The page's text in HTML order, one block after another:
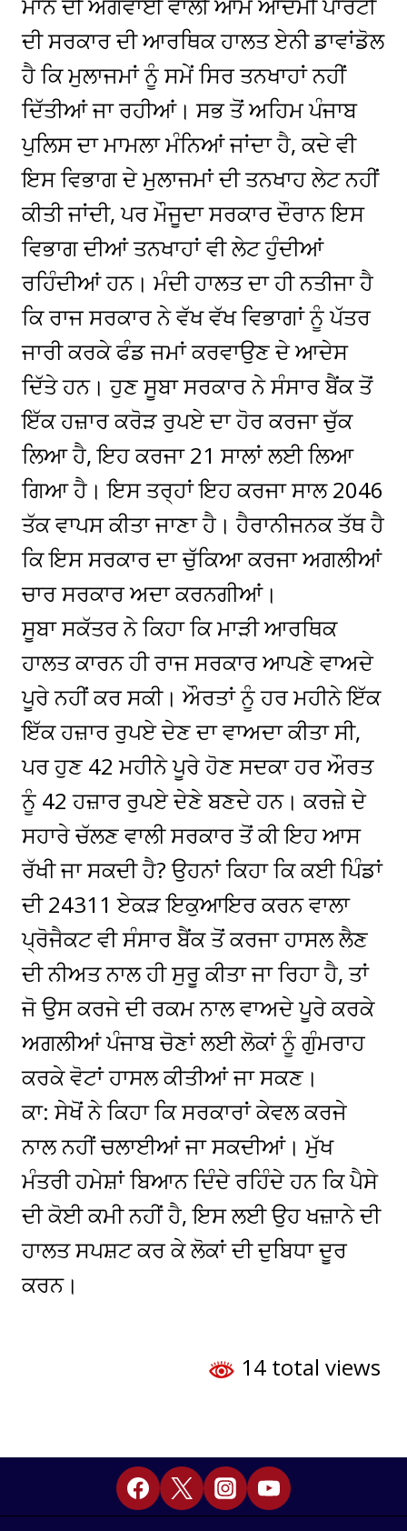
ਦੀ ਸਰਕਾਰ ਦੀ ਆਰਥਿਕ ਹਾਲਤ ਏਨੀ ਡਾਵਾਂਡੋਲ
ਹੈ ਕਿ ਮੁਲਾਜਮਾਂ ਨੂੰ ਸਮੇਂ ਸਿਰ ਤਨਖਾਹਾਂ ਨਹੀਂ
ਦਿੱਤੀਆਂ ਜਾ ਰਹੀਆਂ। ਸਭ ਤੋਂ ਅਹਿਮ ਪੰਜਾਬ
ਪੁਲਿਸ ਦਾ ਮਾਮਲਾ ਮੰਨਿਆਂ ਜਾਂਦਾ ਹੈ, ਕਦੇ ਵੀ
ਇਸ ਵਿਭਾਗ ਦੇ ਮੁਲਾਜਮਾਂ ਦੀ ਤਨਖਾਹ ਲੇਟ ਨਹੀਂ
ਕੀਤੀ ਜਾਂਦੀ, ਪਰ ਮੌਜੂਦਾ ਸਰਕਾਰ ਦੌਰਾਨ ਇਸ
ਵਿਭਾਗ ਦੀਆਂ ਤਨਖਾਹਾਂ ਵੀ ਲੇਟ ਹੁੰਦੀਆਂ
ਰਹਿੰਦੀਆਂ ਹਨ। ਮੰਦੀ ਹਾਲਤ ਦਾ ਹੀ ਨਤੀਜਾ ਹੈ
ਕਿ ਰਾਜ ਸਰਕਾਰ ਨੇ ਵੱਖ ਵੱਖ ਵਿਭਾਗਾਂ ਨੂੰ ਪੱਤਰ
ਜਾਰੀ ਕਰਕੇ ਫੰਡ ਜਮਾਂ ਕਰਵਾਉਣ ਦੇ ਆਦੇਸ
ਦਿੱਤੇ ਹਨ। ਹੁਣ ਸੂਬਾ ਸਰਕਾਰ ਨੇ ਸੰਸਾਰ ਬੈਂਕ ਤੋਂ
ਇੱਕ ਹਜ਼ਾਰ ਕਰੋੜ ਰੁਪਏ ਦਾ ਹੋਰ ਕਰਜਾ ਚੁੱਕ
ਲਿਆ ਹੈ, ਇਹ ਕਰਜਾ 21 ਸਾਲਾਂ ਲਈ ਲਿਆ
ਗਿਆ ਹੈ। ਇਸ ਤਰ੍ਹਾਂ ਇਹ ਕਰਜਾ ਸਾਲ 2046
ਤੱਕ ਵਾਪਸ ਕੀਤਾ ਜਾਣਾ ਹੈ। ਹੈਰਾਨੀਜਨਕ ਤੱਥ ਹੈ
ਕਿ ਇਸ ਸਰਕਾਰ ਦਾ ਚੁੱਕਿਆ ਕਰਜਾ ਅਗਲੀਆਂ
ਚਾਰ ਸਰਕਾਰ ਅਦਾ ਕਰਨਗੀਆਂ।
ਸੂਬਾ ਸਕੱਤਰ ਨੇ ਕਿਹਾ ਕਿ ਮਾੜੀ ਆਰਥਿਕ
ਹਾਲਤ ਕਾਰਨ ਹੀ ਰਾਜ ਸਰਕਾਰ ਆਪਣੇ ਵਾਅਦੇ
ਪੂਰੇ ਨਹੀਂ ਕਰ ਸਕੀ। ਔਰਤਾਂ ਨੂੰ ਹਰ ਮਹੀਨੇ ਇੱਕ
ਇੱਕ ਹਜ਼ਾਰ ਰੁਪਏ ਦੇਣ ਦਾ ਵਾਅਦਾ ਕੀਤਾ ਸੀ,
ਪਰ ਹੁਣ 42 ਮਹੀਨੇ ਪੂਰੇ ਹੋਣ ਸਦਕਾ ਹਰ ਔਰਤ
ਨੂੰ 42 ਹਜ਼ਾਰ ਰੁਪਏ ਦੇਣੇ ਬਣਦੇ ਹਨ। ਕਰਜ਼ੇ ਦੇ
ਸਹਾਰੇ ਚੱਲਣ ਵਾਲੀ ਸਰਕਾਰ ਤੋਂ ਕੀ ਇਹ ਆਸ
ਰੱਖੀ ਜਾ ਸਕਦੀ ਹੈ? ਉਹਨਾਂ ਕਿਹਾ ਕਿ ਕਈ ਪਿੰਡਾਂ
ਦੀ 24311 ਏਕੜ ਇਕੁਆਇਰ ਕਰਨ ਵਾਲਾ
ਪ੍ਰੋਜੈਕਟ ਵੀ ਸੰਸਾਰ ਬੈਂਕ ਤੋਂ ਕਰਜਾ ਹਾਸਲ ਲੈਣ
ਦੀ ਨੀਅਤ ਨਾਲ ਹੀ ਸੁਰੂ ਕੀਤਾ ਜਾ ਰਿਹਾ ਹੈ, ਤਾਂ
ਜੋ ਉਸ ਕਰਜੇ ਦੀ ਰਕਮ ਨਾਲ ਵਾਅਦੇ ਪੂਰੇ ਕਰਕੇ
ਅਗਲੀਆਂ ਪੰਜਾਬ ਚੋਣਾਂ ਲਈ ਲੋਕਾਂ ਨੂੰ ਗੁੰਮਰਾਹ
ਕਰਕੇ ਵੋਟਾਂ ਹਾਸਲ ਕੀਤੀਆਂ ਜਾ ਸਕਣ।
ਕਾ: ਸੇਖੋਂ ਨੇ ਕਿਹਾ ਕਿ ਸਰਕਾਰਾਂ ਕੇਵਲ ਕਰਜੇ
ਨਾਲ ਨਹੀਂ ਚਲਾਈਆਂ ਜਾ ਸਕਦੀਆਂ। ਮੁੱਖ
ਮੰਤਰੀ ਹਮੇਸ਼ਾਂ ਬਿਆਨ ਦਿੰਦੇ ਰਹਿੰਦੇ ਹਨ ਕਿ ਪੈਸੇ
ਦੀ ਕੋਈ ਕਮੀ ਨਹੀਂ ਹੈ, ਇਸ ਲਈ ਉਹ ਖਜ਼ਾਨੇ ਦੀ
ਹਾਲਤ ਸਪਸ਼ਟ ਕਰ ਕੇ ਲੋਕਾਂ ਦੀ ਦੁਬਿਧਾ ਦੂਰ
ਕਰਨ।
14 total views